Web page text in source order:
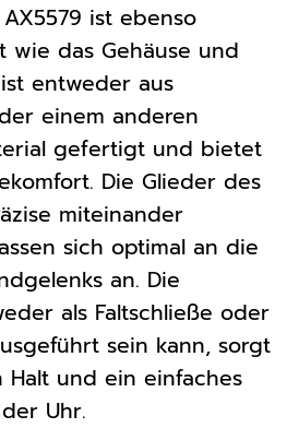
ist ebenso
wie das Gehäuse und
entweder aus
einem anderen
gefertigt und bietet
Die Glieder des
miteinander
sich optimal an die
an. Die
als Faltschließe oder
sein kann, sorgt
und ein einfaches
Uhr.